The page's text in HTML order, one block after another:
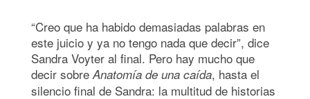
“Creo que ha habido demasiadas palabras en
este juicio y ya no tengo nada que decir”, dice
Sandra Voyter al final. Pero hay mucho que
decir sobreAnatomía de una caída, hasta el
silencio final de Sandra: la multitud de historias